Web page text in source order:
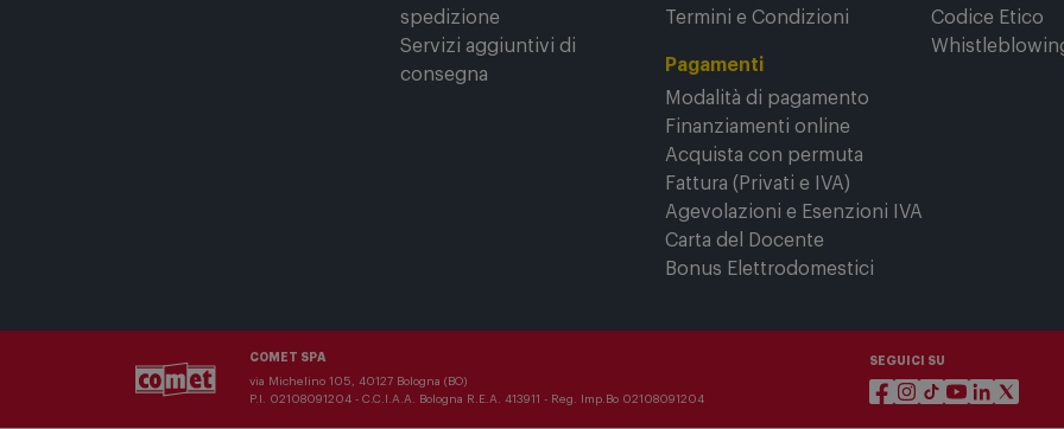
spedizione
Servizi aggiuntivi di
consegna
Termini e Condizioni
Pagamenti
Modalità di pagamento
Finanziamenti online
Acquista con permuta
Fattura (Privati e IVA)
Agevolazioni e Esenzioni IVA
Carta del Docente
Bonus Elettrodomestici
Codice Etico
COMET SPA
via Michelino 105, 40127 Bologna (BO)
P.I. 02108091204 - C.C.I.A.A. Bologna R.E.A. 413911 - Reg. Imp.Bo 02108091204
SEGUICI SU